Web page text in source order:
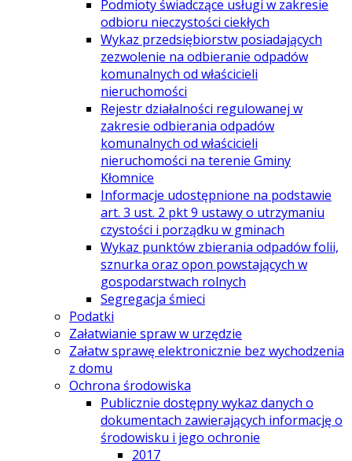
Podmioty świadczące usługi w zakresie
odbioru nieczystości ciekłych
Wykaz przedsiębiorstw posiadających
zezwolenie na odbieranie odpadów
komunalnych od właścicieli
nieruchomości
Rejestr działalności regulowanej w
zakresie odbierania odpadów
komunalnych od właścicieli
nieruchomości na terenie Gminy
Kłomnice
Informacje udostępnione na podstawie
art. 3 ust. 2 pkt 9 ustawy o utrzymaniu
czystości i porządku w gminach
Wykaz punktów zbierania odpadów folii,
sznurka oraz opon powstających w
gospodarstwach rolnych
Segregacja śmieci
Podatki
Załatwianie spraw w urzędzie
Załatw sprawę elektronicznie bez wychodzenia
z domu
Ochrona środowiska
Publicznie dostępny wykaz danych o
dokumentach zawierających informację o
środowisku i jego ochronie
2017